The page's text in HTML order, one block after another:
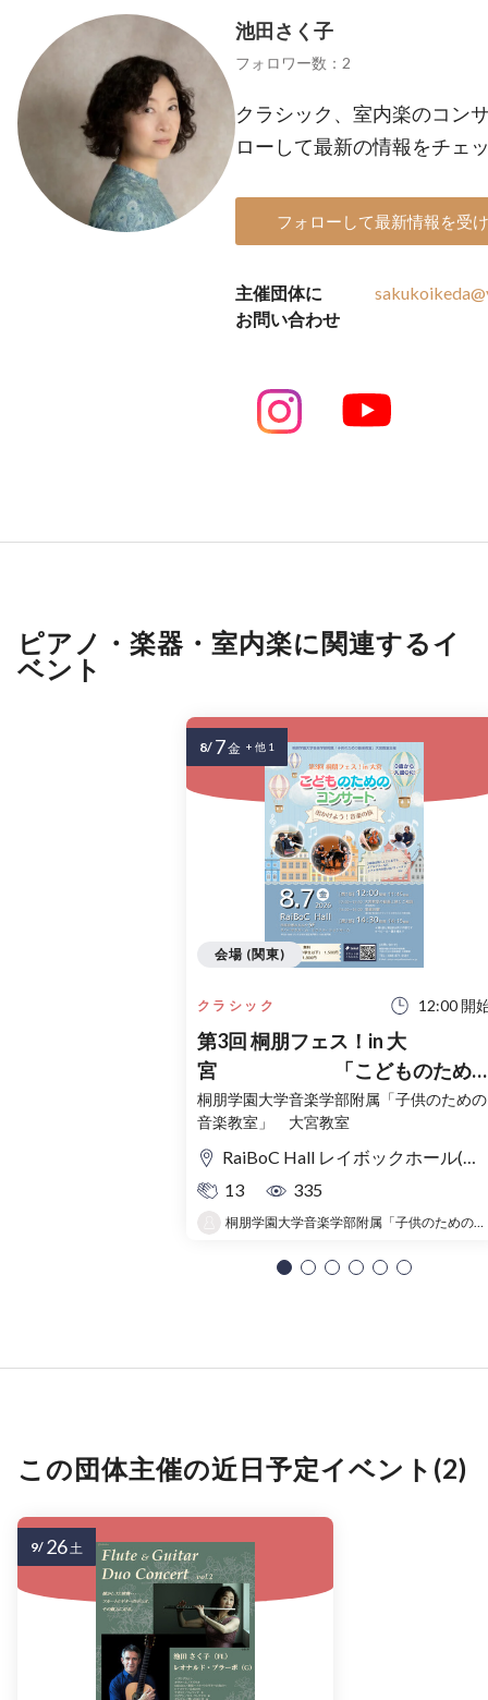
池田さく子
フォロワー数：2
クラシック、室内楽のコン
ローして最新の情報をチェ
フォローして最新情報を受
主催団体に
お問い合わせ
ピアノ・楽器・室内楽に関連するイ
ベント
クラシック 12:00 開
第3回 桐朋フェス！in 大
宮 「こどものため
コンサート」〜出かけよう！音
の旅〜
桐朋学園大学音楽学部附属「子供のための
音楽教室」 大宮教室
RaiBoC Hall レイボックホール(市民会館おおみや) 5F リハーサルルーム・レクリエーションルーム
13
335
桐朋学園大学音楽学部附属「子供のための音楽教室 」大宮教室
会場 (関東)
8/ 7金 + 他 1
この団体主催の近日予定イベント(2)
9/ 26土